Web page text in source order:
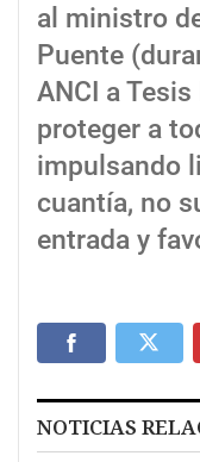
al ministro
Puente
ANCI a
proteger a
impulsando
cuantía, no
entrada y
NOTICIAS